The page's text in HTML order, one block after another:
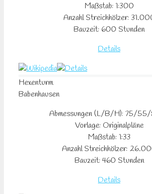
Maßstab: 1:300
Anzahl Streichhölzer:
Bauzeit: 600 Stunden
Details
Hexenturm
Babenhausen
Abmessungen (L/B/H): 75/
Vorlage: Originalpläne
Maßstab: 1:33
Anzahl Streichhölzer:
Bauzeit: 460 Stunden
Details